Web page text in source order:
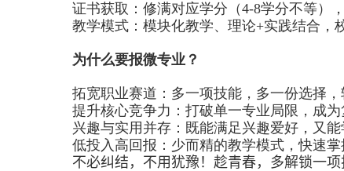
证书获取：修满对应学分（4-8学分不等）
教学模式：模块化教学、理论+实践结合，
为什么要报微专业？
拓宽职业赛道：多一项技能，多一份选择，
提升核心竞争力：打破单一专业局限，成为
兴趣与实用并存：既能满足兴趣爱好，又能
低投入高回报：少而精的教学模式，快速掌
不必纠结，不用犹豫！趁青春，多解锁一